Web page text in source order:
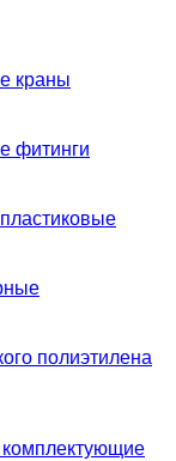
краны
фитинги
полиэтилена